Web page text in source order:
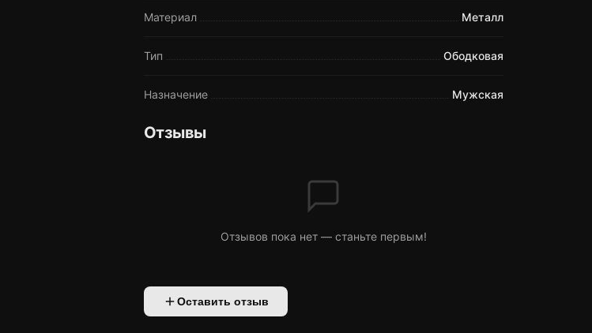
Материал Металл
Тип Ободковая
Назначение Мужская
Отзывы
Отзывов пока нет — станьте первым!
Оставить отзыв